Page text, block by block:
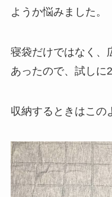
ようか悩みました。
寝袋だけではなく、
あったので、試しに
収納するときはこの